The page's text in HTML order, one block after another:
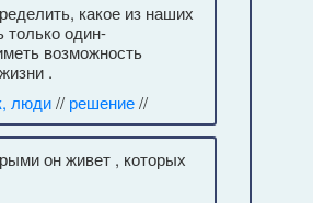
какое из наших
один-
возможность
.
люди// решение//
он живет , которых